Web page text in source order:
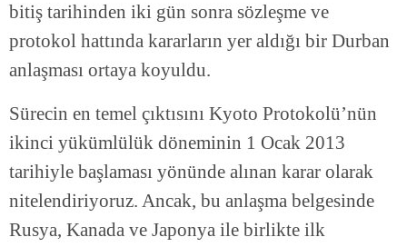
bitiş tarihinden iki gün sonra sözleşme ve
protokol hattında kararların yer aldığı bir Durban
anlaşması ortaya koyuldu.
Sürecin en temel çıktısını Kyoto Protokolü’nün
ikinci yükümlülük döneminin 1 Ocak 2013
tarihiyle başlaması yönünde alınan karar olarak
nitelendiriyoruz. Ancak, bu anlaşma belgesinde
Rusya, Kanada ve Japonya ile birlikte ilk